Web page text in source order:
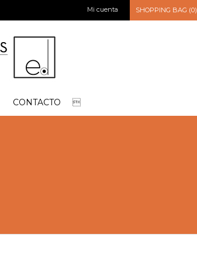
SHOPPING BAG (0)
Mi cuenta
CONTACTO